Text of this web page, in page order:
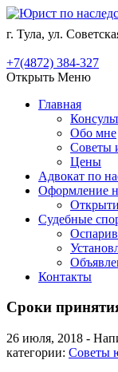
г. Тула, ул.
+7(4872) 384-327
Открыть Меню
Главная
Обо мне
Советы
Цены
Адвокат по
Оформление
Судебные
Контакты
Сроки
26 июля, 2018 -
категории: Советы